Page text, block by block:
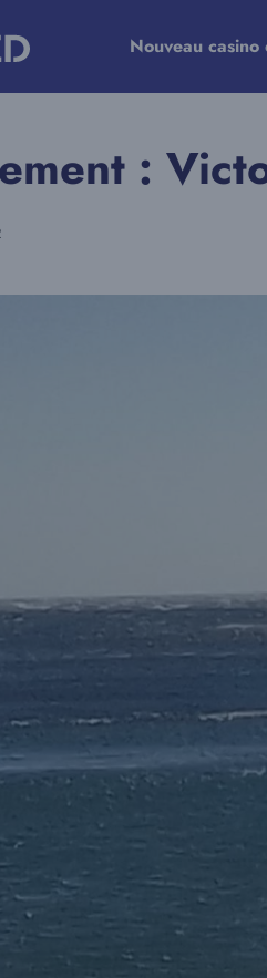
Nouveau casino
: